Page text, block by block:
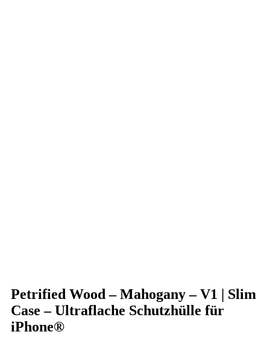
Petrified Wood – Mahogany – V1 | Slim
Case – Ultraflache Schutzhülle für
iPhone®